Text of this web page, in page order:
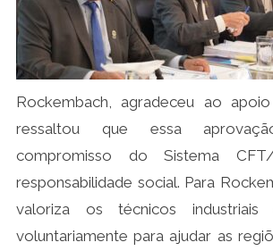
Rockembach, agradeceu ao
ressaltou que essa
compromisso do Sistema
responsabilidade social. Para
valoriza os técnicos industriais
voluntariamente para ajudar as